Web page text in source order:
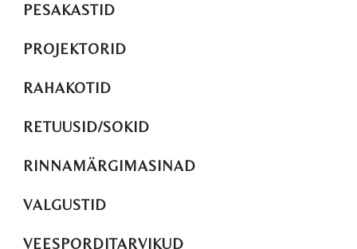
PESAKASTID
PROJEKTORID
RAHAKOTID
RETUUSID/SOKID
RINNAMÄRGIMASINAD
VALGUSTID
VEESPORDITARVIKUD